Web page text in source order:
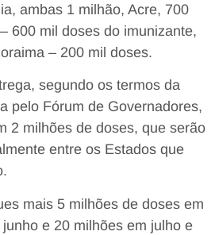
ambas 1 milhão, Acre, 700
600 mil doses do imunizante,
– 200 mil doses.
segundo os termos da
pelo Fórum de Governadores,
2 milhões de doses, que serão
entre os Estados que
mais 5 milhões de doses em
e 20 milhões em julho e